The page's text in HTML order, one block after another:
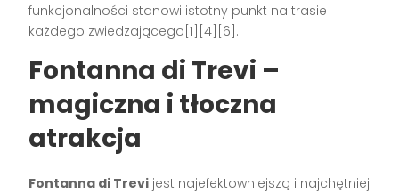
funkcjonalności stanowi istotny punkt na trasie
każdego zwiedzającego[1][4][6].
Fontanna di Trevi –
magiczna i tłoczna
atrakcja
Fontanna di Trevi jest najefektowniejszą i najchętniej